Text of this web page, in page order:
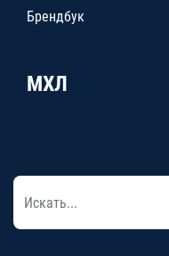
Брендбук
МХЛ